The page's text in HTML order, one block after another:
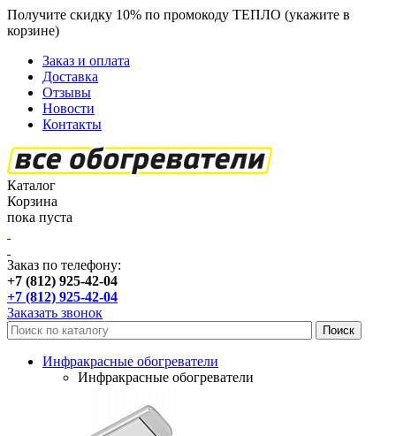
Получите скидку 10% по промокоду ТЕПЛО (укажите в
корзине)
Заказ и оплата
Доставка
Отзывы
Новости
Контакты
Каталог
Корзина
пока пуста
Заказ по телефону:
+7 (812) 925-42-04
+7 (812) 925-42-04
Заказать звонок
Инфракрасные обогреватели
Инфракрасные обогреватели